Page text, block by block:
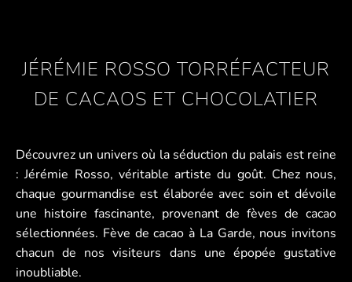
JÉRÉMIE ROSSO TORRÉFACTEUR
DE CACAOS ET CHOCOLATIER
Découvrez un univers où la séduction du palais est reine
: Jérémie Rosso, véritable artiste du goût. Chez nous,
chaque gourmandise est élaborée avec soin et dévoile
une histoire fascinante, provenant de fèves de cacao
sélectionnées. Fève de cacao à La Garde, nous invitons
chacun de nos visiteurs dans une épopée gustative
inoubliable.